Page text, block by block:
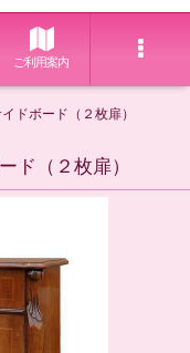
ご利用案内
ドボード（２枚扉）
ド（２枚扉）